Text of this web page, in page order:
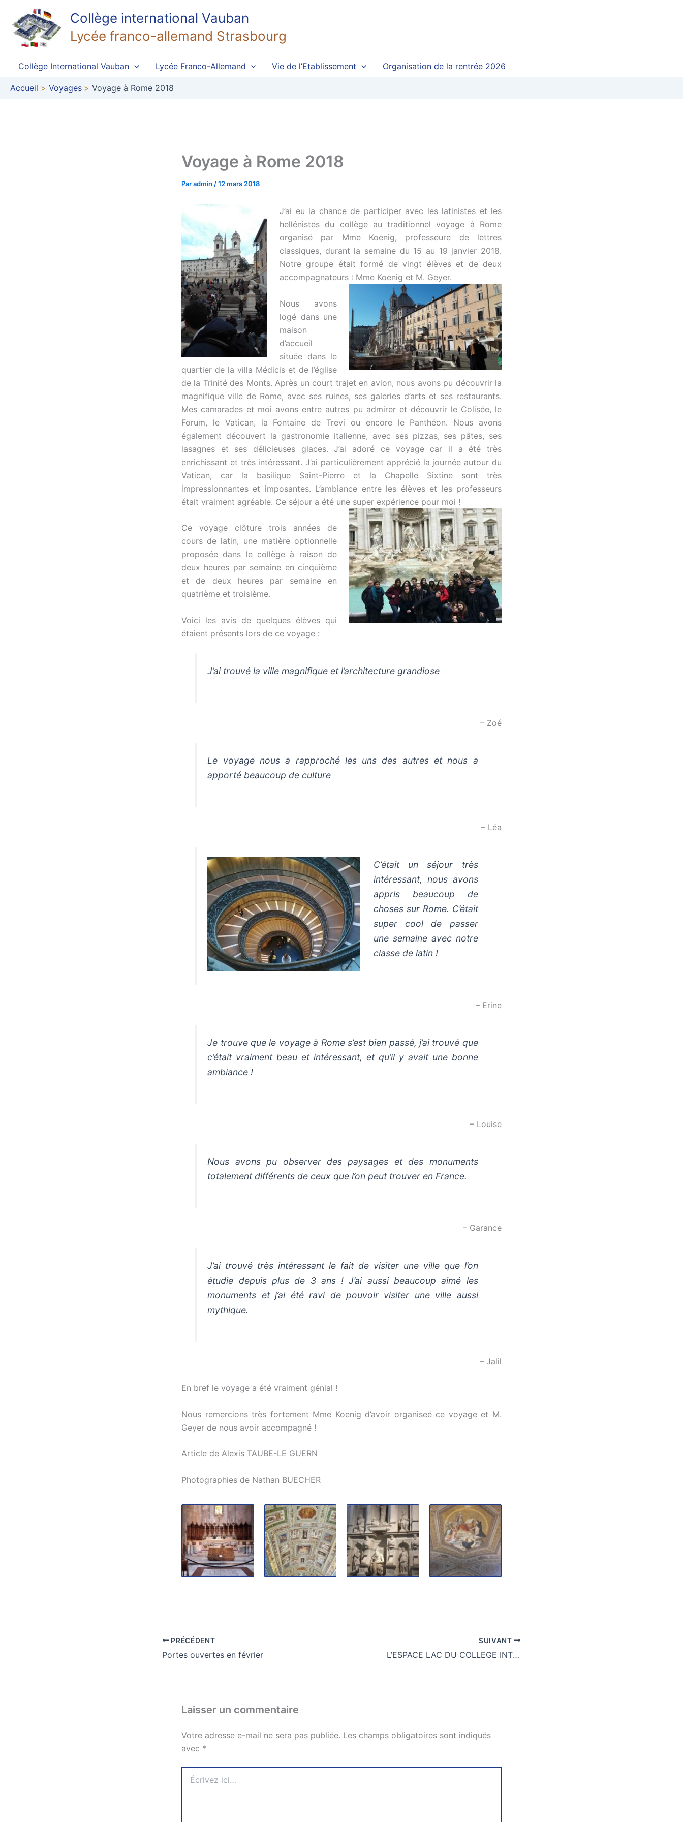
contenu
Collège international Vauban
Lycée franco-allemand Strasbourg
Collège International Vauban Lycée Franco-Allemand Vie de l’Etablissement Organisation de la rentrée 2026
Accueil Voyages Voyage à Rome 2018
Voyage à Rome 2018
Paradmin /12 mars 2018
J’ai eu la chance de participer avec les latinistes et les
hellénistes du collège au traditionnel voyage à Rome
organisé par Mme Koenig, professeure de lettres
classiques, durant la semaine du 15 au 19 janvier 2018.
Notre groupe était formé de vingt élèves et de deux
accompagnateurs : Mme Koenig et M. Geyer.
Nous avons
logé dans une
maison
d’accueil
située dans le
quartier de la villa Médicis et de l’église
de la Trinité des Monts. Après un court trajet en avion, nous avons pu découvrir la
magnifique ville de Rome, avec ses ruines, ses galeries d’arts et ses restaurants.
Mes camarades et moi avons entre autres pu admirer et découvrir le Colisée, le
Forum, le Vatican, la Fontaine de Trevi ou encore le Panthéon. Nous avons
également découvert la gastronomie italienne, avec ses pizzas, ses pâtes, ses
lasagnes et ses délicieuses glaces. J’ai adoré ce voyage car il a été très
enrichissant et très intéressant. J’ai particulièrement apprécié la journée autour du
Vatican, car la basilique Saint-Pierre et la Chapelle Sixtine sont très
impressionnantes et imposantes. L’ambiance entre les élèves et les professeurs
était vraiment agréable. Ce séjour a été une super expérience pour moi !
Ce voyage clôture trois années de
cours de latin, une matière optionnelle
proposée dans le collège à raison de
deux heures par semaine en cinquième
et de deux heures par semaine en
quatrième et troisième.
Voici les avis de quelques élèves qui
étaient présents lors de ce voyage :
J’ai trouvé la ville magnifique et l’architecture grandiose
– Zoé
Le voyage nous a rapproché les uns des autres et nous a
apporté beaucoup de culture
– Léa
C’était un séjour très
intéressant, nous avons
appris beaucoup de
choses sur Rome. C’était
super cool de passer
une semaine avec notre
classe de latin !
– Erine
Je trouve que le voyage à Rome s’est bien passé, j’ai trouvé que
c’était vraiment beau et intéressant, et qu’il y avait une bonne
ambiance !
– Louise
Nous avons pu observer des paysages et des monuments
totalement différents de ceux que l’on peut trouver en France.
– Garance
J’ai trouvé très intéressant le fait de visiter une ville que l’on
étudie depuis plus de 3 ans ! J’ai aussi beaucoup aimé les
monuments et j’ai été ravi de pouvoir visiter une ville aussi
mythique.
– Jalil
En bref le voyage a été vraiment génial !
Nous remercions très fortement Mme Koenig d’avoir organiseé ce voyage et M.
Geyer de nous avoir accompagné !
Article de Alexis TAUBE-LE GUERN
Photographies de Nathan BUECHER
PRÉCÉDENT
Portes ouvertes en février
SUIVANT
L’ESPACE LAC DU COLLEGE INTERNATIONAL VAUBAN
Laisser un commentaire
Votre adresse e-mail ne sera pas publiée. Les champs obligatoires sont indiqués
avec *
ici…